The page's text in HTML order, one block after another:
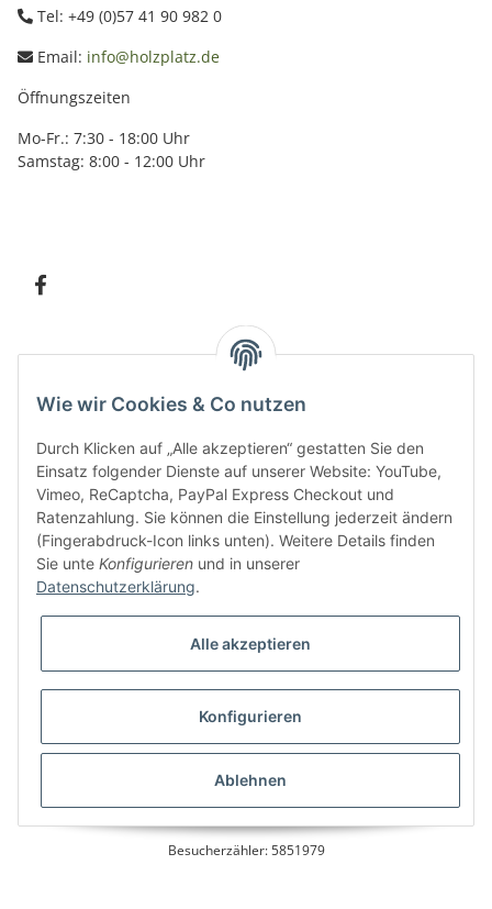
Tel: +49 (0)57 41 90 982 0
Email: info@holzplatz.de
Öffnungszeiten
Mo-Fr.: 7:30 - 18:00 Uhr
Samstag: 8:00 - 12:00 Uhr
Bitte senden Sie mir entsprechend IhrerDatenschutzerklärungregelmäßig und
jederzeit widerruflich Informationen zu Ihrem Produktsortiment per E-Mail zu.
* Alle Preise inkl. gesetzlicher USt., zzgl.
Besucherzähler: 5851979
Wie wir Cookies & Co nutzen
Durch Klicken auf „Alle akzeptieren“ gestatten Sie den
Einsatz folgender Dienste auf unserer Website: YouTube,
Vimeo, ReCaptcha, PayPal Express Checkout und
Ratenzahlung. Sie können die Einstellung jederzeit ändern
(Fingerabdruck-Icon links unten). Weitere Details finden
Sie unte Konfigurieren und in unserer
Datenschutzerklärung.
Alle akzeptieren
Konfigurieren
Ablehnen